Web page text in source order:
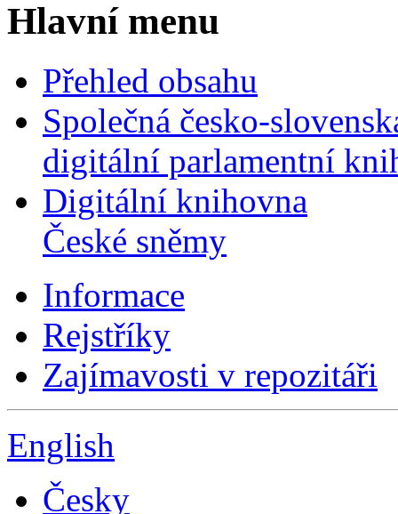
Hlavní menu
Přehled obsahu
Společná česko-
digitální parlamentní
Digitální knihovna
České sněmy
Informace
Rejstříky
Zajímavosti v repozitáři
English
Česky